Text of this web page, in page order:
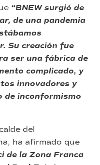
“BNEW surgió de
de una pandemia
Su creación fue
ser una fábrica de
complicado, y
innovadores y
de inconformismo
del
ha afirmado que
de la Zona Franca